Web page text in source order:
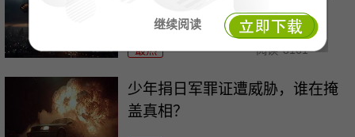
继续阅读
最热 阅读 8161
少年捐日军罪证遭威胁，谁在掩
盖真相？